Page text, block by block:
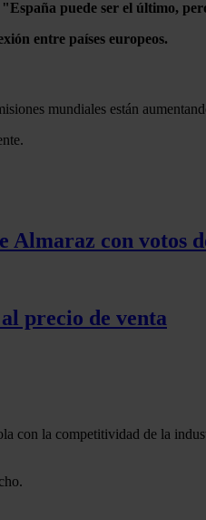
puede ser el último,
entre países europeos.
mundiales están
con votos
precio de venta
con la competitividad de la